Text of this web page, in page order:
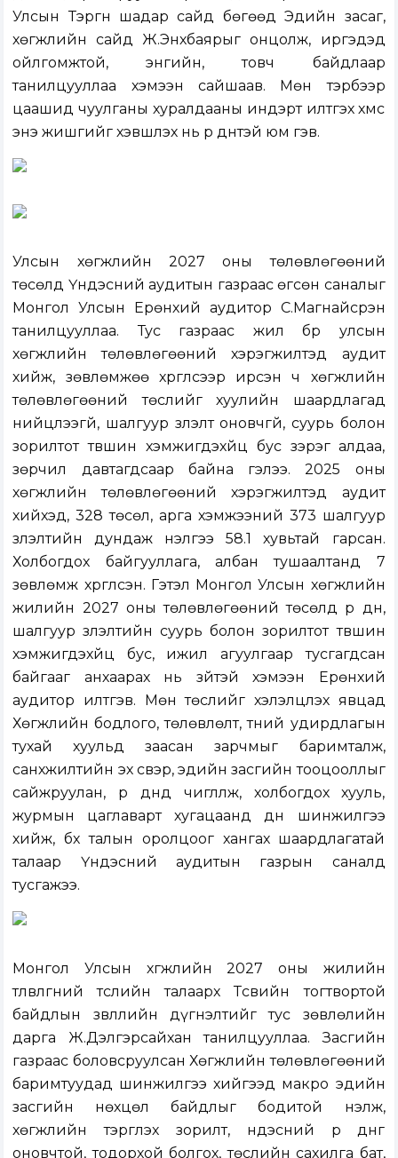
Улсын Тэргүүн шадар сайд бөгөөд Эдийн засаг,
хөгжлийн сайд Ж.Энхбаярыг онцолж, иргэдэд
ойлгомжтой, энгийн, товч байдлаар
танилцууллаа хэмээн сайшаав. Мөн тэрбээр
цаашид чуулганы хуралдааны индэрт илтгэх хүмүүс
энэ жишгийг хэвшүүлэх нь үр дүнтэй юм гэв.
Улсын хөгжлийн 2027 оны төлөвлөгөөний
төсөлд Үндэсний аудитын газраас өгсөн саналыг
Монгол Улсын Ерөнхий аудитор С.Магнайсүрэн
танилцууллаа. Тус газраас жил бүр улсын
хөгжлийн төлөвлөгөөний хэрэгжилтэд аудит
хийж, зөвлөмжөө хүргүүлсээр ирсэн ч хөгжлийн
төлөвлөгөөний төслийг хуулийн шаардлагад
нийцүүлээгүй, шалгуур үзүүлэлт оновчгүй, суурь болон
зорилтот түвшин хэмжигдэхүйц бус зэрэг алдаа,
зөрчил давтагдсаар байна гэлээ. 2025 оны
хөгжлийн төлөвлөгөөний хэрэгжилтэд аудит
хийхэд, 328 төсөл, арга хэмжээний 373 шалгуур
үзүүлэлтийн дундаж үнэлгээ 58.1 хувьтай гарсан.
Холбогдох байгууллага, албан тушаалтанд 7
зөвлөмж хүргүүлсэн. Гэтэл Монгол Улсын хөгжлийн
жилийн 2027 оны төлөвлөгөөний төсөлд үр дүн,
шалгуур үзүүлэлтийн суурь болон зорилтот түвшин
хэмжигдэхүйц бус, ижил агуулгаар тусгагдсан
байгааг анхаарах нь зүйтэй хэмээн Ерөнхий
аудитор илтгэв. Мөн төслийг хэлэлцүүлэх явцад
Хөгжлийн бодлого, төлөвлөлт, түүний удирдлагын
тухай хуульд заасан зарчмыг баримталж,
санхүүжилтийн эх үүсвэр, эдийн засгийн тооцооллыг
сайжруулан, үр дүнд чиглүүлж, холбогдох хууль,
журмын цаглаварт хугацаанд дүн шинжилгээ
хийж, бүх талын оролцоог хангах шаардлагатай
талаар Үндэсний аудитын газрын саналд
тусгажээ.
Монгол Улсын хөгжлийн 2027 оны жилийн
төлөвлөгөөний төслийн талаарх Төсвийн тогтвортой
байдлын зөвлөлийн дүгнэлтийгтус зөвлөлийн
дарга Ж.Дэлгэрсайхан танилцууллаа. Засгийн
газраас боловсруулсан Хөгжлийн төлөвлөгөөний
баримтуудад шинжилгээ хийгээд макро эдийн
засгийн нөхцөл байдлыг бодитой үнэлж,
хөгжлийн тэргүүлэх зорилт, үндэсний үр дүнг
оновчтой, тодорхой болгох, төслийн сахилга бат,